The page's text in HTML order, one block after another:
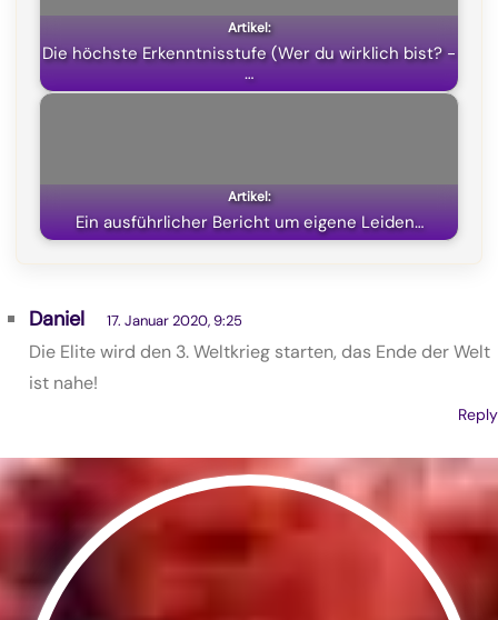
Die höchste Erkenntnisstufe (Wer du wirklich bist? -
…
Ein ausführlicher Bericht um eigene Leiden…
Daniel 17. Januar 2020, 9:25
Die Elite wird den 3. Weltkrieg starten, das Ende der Welt
ist nahe!
Reply